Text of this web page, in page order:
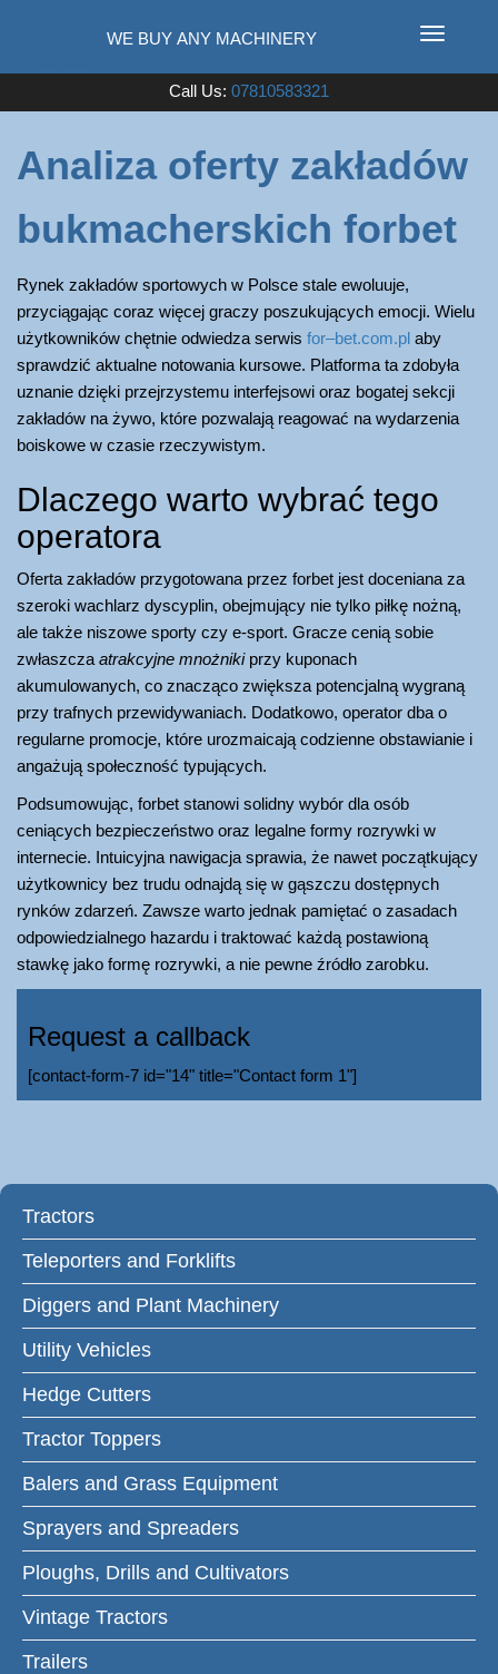
T
g
e
a
g
a
t
i
o
Call Us: 07810583321
Analiza oferty zakładów
bukmacherskich forbet
Rynek zakładów sportowych w Polsce stale ewoluuje,
przyciągając coraz więcej graczy poszukujących emocji. Wielu
użytkowników chętnie odwiedza serwis for–bet.com.pl aby
sprawdzić aktualne notowania kursowe. Platforma ta zdobyła
uznanie dzięki przejrzystemu interfejsowi oraz bogatej sekcji
zakładów na żywo, które pozwalają reagować na wydarzenia
boiskowe w czasie rzeczywistym.
Dlaczego warto wybrać tego
operatora
Oferta zakładów przygotowana przez forbet jest doceniana za
szeroki wachlarz dyscyplin, obejmujący nie tylko piłkę nożną,
ale także niszowe sporty czy e-sport. Gracze cenią sobie
zwłaszcza atrakcyjne mnożnikiprzy kuponach
akumulowanych, co znacząco zwiększa potencjalną wygraną
przy trafnych przewidywaniach. Dodatkowo, operator dba o
regularne promocje, które urozmaicają codzienne obstawianie i
angażują społeczność typujących.
Podsumowując, forbet stanowi solidny wybór dla osób
ceniących bezpieczeństwo oraz legalne formy rozrywki w
internecie. Intuicyjna nawigacja sprawia, że nawet początkujący
użytkownicy bez trudu odnajdą się w gąszczu dostępnych
rynków zdarzeń. Zawsze warto jednak pamiętać o zasadach
odpowiedzialnego hazardu i traktować każdą postawioną
stawkę jako formę rozrywki, a nie pewne źródło zarobku.
Request a callback
[contact-form-7 id="14" title="Contact form 1"]
Tractors
Teleporters and Forklifts
Diggers and Plant Machinery
Utility Vehicles
Hedge Cutters
Tractor Toppers
Balers and Grass Equipment
Sprayers and Spreaders
Ploughs, Drills and Cultivators
Vintage Tractors
Trailers